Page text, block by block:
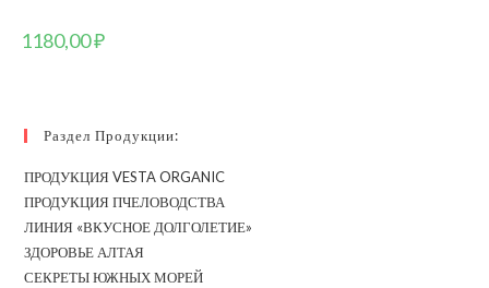
1180,00₽
Раздел Продукции:
ПРОДУКЦИЯ VESTA ORGANIC
ПРОДУКЦИЯ ПЧЕЛОВОДСТВА
ЛИНИЯ «ВКУСНОЕ ДОЛГОЛЕТИЕ»
ЗДОРОВЬЕ АЛТАЯ
СЕКРЕТЫ ЮЖНЫХ МОРЕЙ